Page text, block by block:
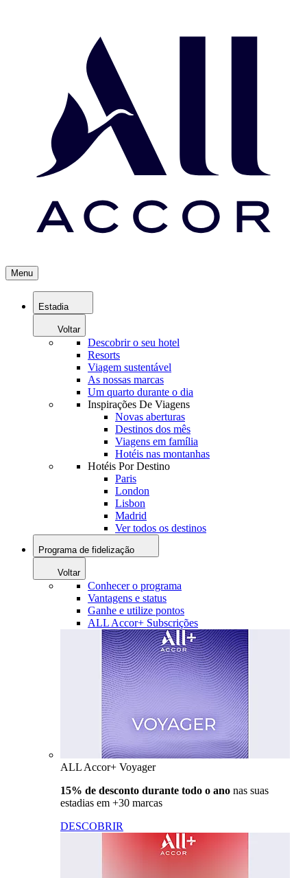
Menu
Estadia
Voltar
Descobrir o seu hotel
Resorts
Viagem sustentável
As nossas marcas
Um quarto durante o dia
Inspirações De Viagens
Novas aberturas
Destinos dos mês
Viagens em família
Hotéis nas montanhas
Hotéis Por Destino
Paris
London
Lisbon
Madrid
Ver todos os destinos
Programa de fidelização
Voltar
Conhecer o programa
Vantagens e status
Ganhe e utilize pontos
ALL Accor+ Subscrições
ALL Accor+ Voyager
15% de desconto durante todo o ano nas suas
estadias em +30 marcas
DESCOBRIR